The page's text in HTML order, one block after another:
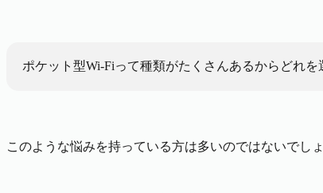
ポケット型Wi-Fiって種類がたくさんあるからどれ
このような悩みを持っている方は多いのではないでし